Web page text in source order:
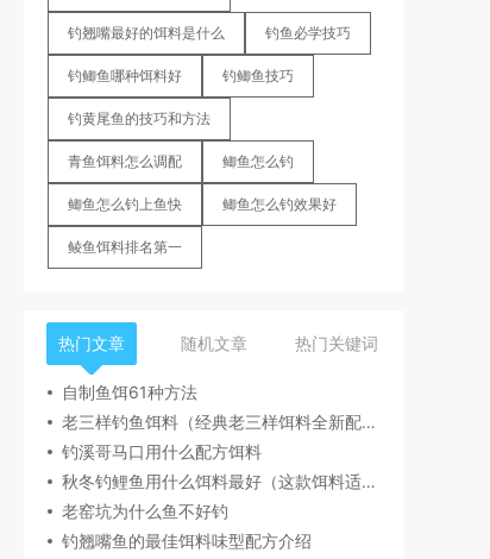
钓翘嘴最好的饵料是什么 钓鱼必学技巧
钓鲫鱼哪种饵料好 钓鲫鱼技巧
钓黄尾鱼的技巧和方法
青鱼饵料怎么调配 鲫鱼怎么钓
鲫鱼怎么钓上鱼快 鲫鱼怎么钓效果好
鲮鱼饵料排名第一
热门文章 随机文章 热门关键词
自制鱼饵61种方法
老三样钓鱼饵料（经典老三样饵料全新配方一杯搞定）
钓溪哥马口用什么配方饵料
秋冬钓鲤鱼用什么饵料最好（这款饵料适合秋冬季节钓鲤鱼）
老窑坑为什么鱼不好钓
钓翘嘴鱼的最佳饵料味型配方介绍